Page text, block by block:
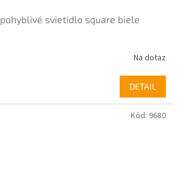
svietidlo square biele
Na dotaz
DETAIL
Kód: 9680